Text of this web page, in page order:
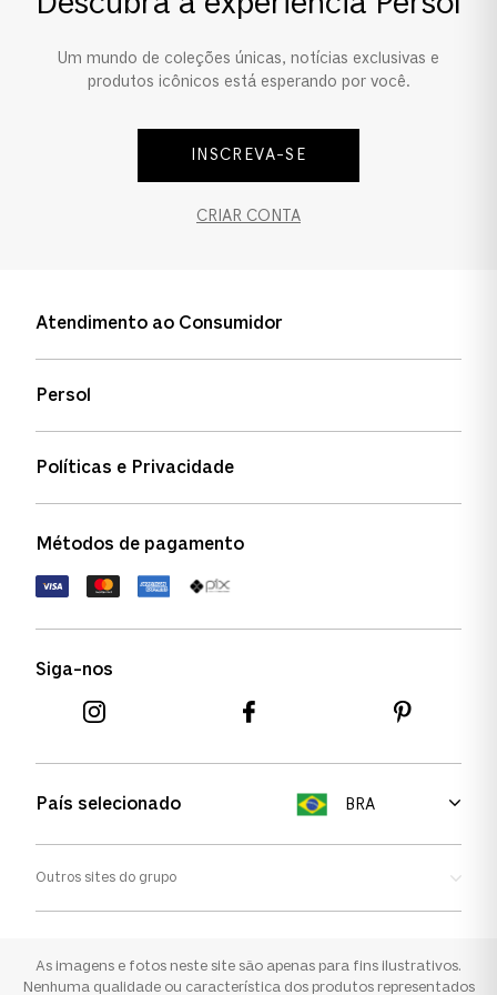
Ponte Alta
Um mundo de coleções únicas, notícias exclusivas e
produtos icônicos está esperando por você.
INSCREVA-SE
CRIAR CONTA
Atendimento ao Consumidor
Status de pedidos
Política de garantia
FAQs
Persol
Políticas e Privacidade
Política de devolução
Termos de uso
Métodos de pagamento
Siga-nos
País selecionado BRA
Outros sites do grupo
Ray-ban
As imagens e fotos neste site são apenas para fins ilustrativos.
Nenhuma qualidade ou característica dos produtos representados